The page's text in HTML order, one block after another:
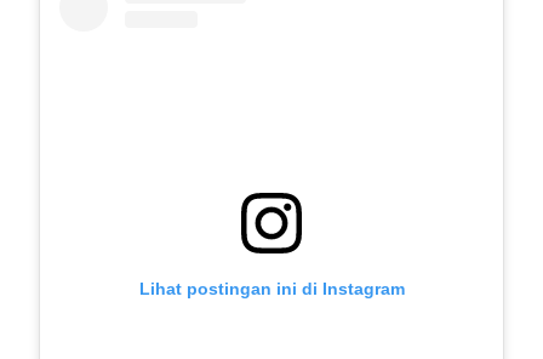
Lihat postingan ini di Instagram